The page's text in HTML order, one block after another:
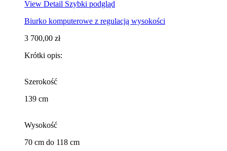
View Detail Szybki podgląd
Biurko komputerowe z regulacją wysokości
3 700,00 zł
Krótki opis:
Szerokość
139 cm
Wysokość
70 cm do 118 cm